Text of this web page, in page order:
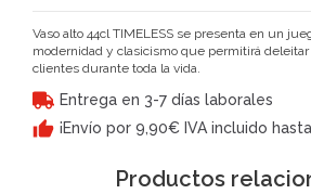
Vaso alto 44cl TIMELESS se presenta en un
modernidad y clasicismo que permitirá deleitar
clientes durante toda la vida.
Entrega en 3-7 días laborales
¡Envío por 9,90€ IVA incluido
Productos